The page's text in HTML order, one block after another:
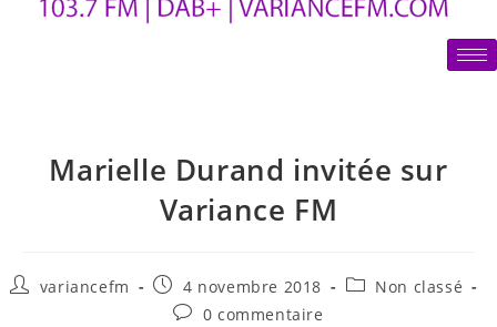
Marielle Durand invitée sur
Variance FM
variancefm 4 novembre 2018
Non classé
0 commentaire